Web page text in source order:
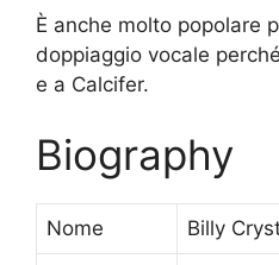
È anche molto popolare
doppiaggio vocale
e a Calcifer.
Biography
Nome Billy